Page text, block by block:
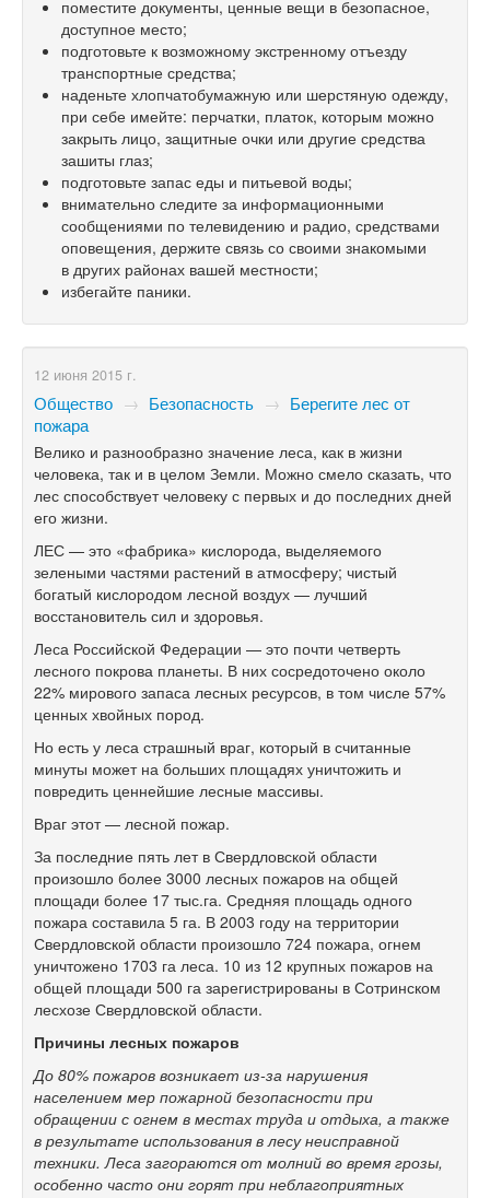
поместите документы, ценные вещи в безопасное,
доступное место;
подготовьте к возможному экстренному отъезду
транспортные средства;
наденьте хлопчатобумажную или шерстяную одежду,
при себе имейте: перчатки, платок, которым можно
закрыть лицо, защитные очки или другие средства
зашиты глаз;
подготовьте запас еды и питьевой воды;
внимательно следите за информационными
сообщениями по телевидению и радио, средствами
оповещения, держите связь со своими знакомыми
в других районах вашей местности;
избегайте паники.
12 июня 2015 г.
Общество → Безопасность → Берегите лес от
пожара
Велико и разнообразно значение леса, как в жизни
человека, так и в целом Земли. Можно смело сказать, что
лес способствует человеку с первых и до последних дней
его жизни.
ЛЕС — это «фабрика» кислорода, выделяемого
зелеными частями растений в атмосферу; чистый
богатый кислородом лесной воздух — лучший
восстановитель сил и здоровья.
Леса Российской Федерации — это почти четверть
лесного покрова планеты. В них сосредоточено около
22% мирового запаса лесных ресурсов, в том числе 57%
ценных хвойных пород.
Но есть у леса страшный враг, который в считанные
минуты может на больших площадях уничтожить и
повредить ценнейшие лесные массивы.
Враг этот — лесной пожар.
За последние пять лет в Свердловской области
произошло более 3000 лесных пожаров на общей
площади более 17 тыс.га. Средняя площадь одного
пожара составила 5 га. В 2003 году на территории
Свердловской области произошло 724 пожара, огнем
уничтожено 1703 га леса. 10 из 12 крупных пожаров на
общей площади 500 га зарегистрированы в Сотринском
лесхозе Свердловской области.
Причины лесных пожаров
До 80% пожаров возникает из-за нарушения
населением мер пожарной безопасности при
обращении с огнем в местах труда и отдыха, а также
в результате использования в лесу неисправной
техники. Леса загораются от молний во время грозы,
особенно часто они горят при неблагоприятных